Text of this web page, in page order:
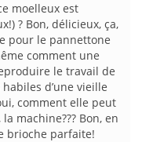
moelleux est
? Bon, délicieux, ça,
pour le pannettone
comment une
le travail de
d’une vieille
comment elle peut
machine??? Bon, en
brioche parfaite!